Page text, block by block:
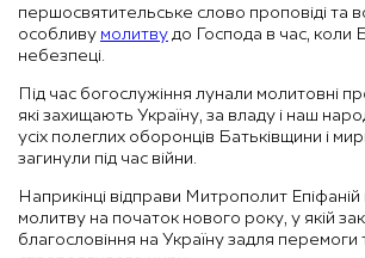
першосвятительське слово проповіді та
особливу молитву до Господа в час, коли
небезпеці.
Під час богослужіння лунали молитовні
які захищають Україну, за владу і наш
усіх полеглих оборонців Батьківщини і
загинули під час війни.
Наприкінці відправи Митрополит
молитву на початок нового року, у якій
благословіння на Україну задля